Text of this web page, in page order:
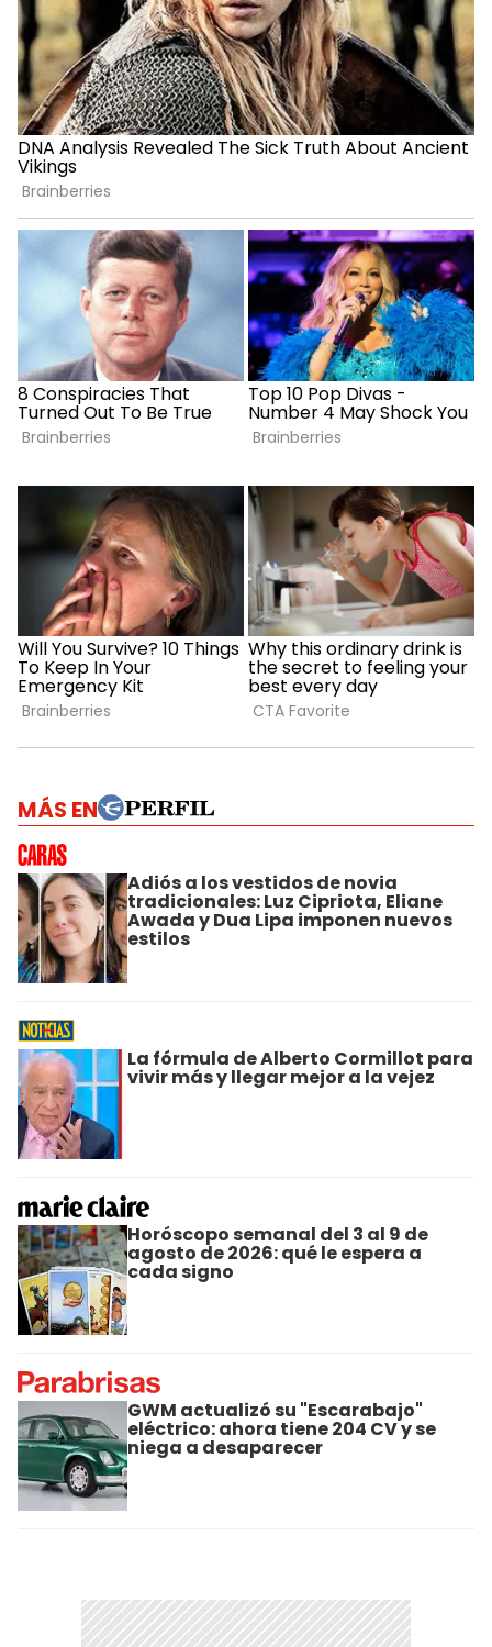
MÁS EN
Adiós a los vestidos de novia
tradicionales: Luz Cipriota, Eliane
Awada y Dua Lipa imponen nuevos
estilos
La fórmula de Alberto Cormillot para
vivir más y llegar mejor a la vejez
Horóscopo semanal del 3 al 9 de
agosto de 2026: qué le espera a
cada signo
GWM actualizó su "Escarabajo"
eléctrico: ahora tiene 204 CV y se
niega a desaparecer